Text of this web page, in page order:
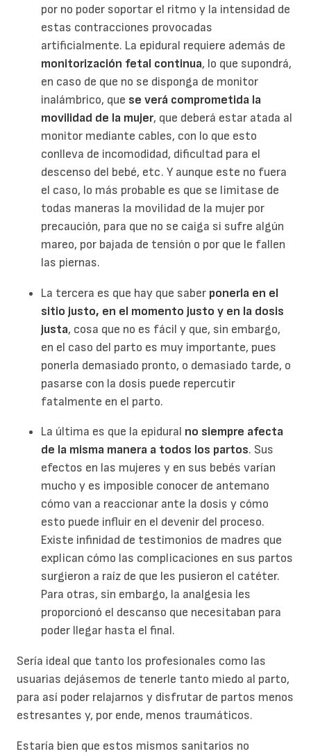
por no poder soportar el ritmo y la intensidad de
estas contracciones provocadas
artificialmente. La epidural requiere además de
monitorización fetal continua, lo que supondrá,
en caso de que no se disponga de monitor
inalámbrico, que se verá comprometida la
movilidad de la mujer, que deberá estar atada al
monitor mediante cables, con lo que esto
conlleva de incomodidad, dificultad para el
descenso del bebé, etc. Y aunque este no fuera
el caso, lo más probable es que se limitase de
todas maneras la movilidad de la mujer por
precaución, para que no se caiga si sufre algún
mareo, por bajada de tensión o por que le fallen
las piernas.
La tercera es que hay que saber ponerla en el
sitio justo, en el momento justo y en la dosis
justa, cosa que no es fácil y que, sin embargo,
en el caso del parto es muy importante, pues
ponerla demasiado pronto, o demasiado tarde, o
pasarse con la dosis puede repercutir
fatalmente en el parto.
La última es que la epidural no siempre afecta
de la misma manera a todos los partos. Sus
efectos en las mujeres y en sus bebés varían
mucho y es imposible conocer de antemano
cómo van a reaccionar ante la dosis y cómo
esto puede influir en el devenir del proceso.
Existe infinidad de testimonios de madres que
explican cómo las complicaciones en sus partos
surgieron a raíz de que les pusieron el catéter.
Para otras, sin embargo, la analgesia les
proporcionó el descanso que necesitaban para
poder llegar hasta el final.
Sería ideal que tanto los profesionales como las
usuarias dejásemos de tenerle tanto miedo al parto,
para así poder relajarnos y disfrutar de partos menos
estresantes y, por ende, menos traumáticos.
Estaría bien que estos mismos sanitarios no